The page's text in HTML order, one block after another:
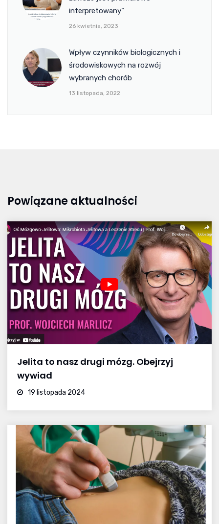
interpretowany”
26 kwietnia, 2023
Wpływ czynników biologicznych i
środowiskowych na rozwój
wybranych chorób
13 listopada, 2022
Powiązane aktualności
Jelita to nasz drugi mózg. Obejrzyj
wywiad
19 listopada 2024